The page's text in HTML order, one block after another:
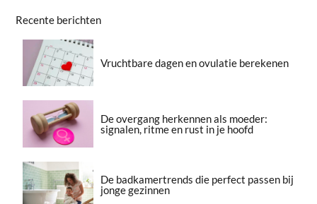
Recente berichten
Vruchtbare dagen en ovulatie berekenen
De overgang herkennen als moeder:
signalen, ritme en rust in je hoofd
De badkamertrends die perfect passen bij
jonge gezinnen